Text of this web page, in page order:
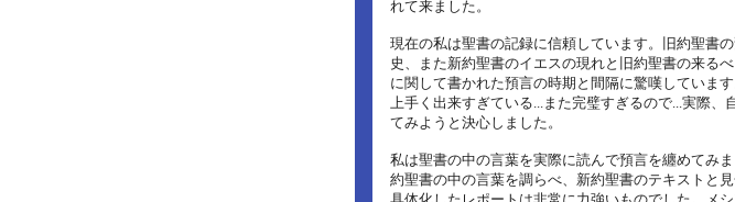
れて来ました。
現在の私は聖書の記録に信頼しています。旧約聖書
史、また新約聖書のイエスの現れと旧約聖書の来る
に関して書かれた預言の時期と間隔に驚嘆しています
上手く出来すぎている...また完璧すぎるので...実際、
てみようと決心しました。
私は聖書の中の言葉を実際に読んで預言を纏めてみ
約聖書の中の言葉を調らべ、新約聖書のテキストと